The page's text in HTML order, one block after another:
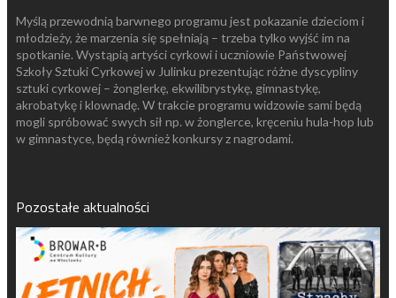
Myślą przewodnią barwnego programu jest pokazanie dzieciom i
młodzieży, że marzenia się spełniają – trzeba tylko wyjść im na
spotkanie. Wystąpią artyści cyrkowi i uczniowie Państwowej
Szkoły Sztuki Cyrkowej w Julinku prezentując różne dyscypliny
sztuki cyrkowej – żonglerkę, ekwilibrystykę, gimnastykę,
akrobatykę i klownadę. W trakcie programu widzowie sami będą
mogli spróbować swych sił np. w żonglerce, kręceniu hula-hop lub
w gimnastyce, będą również konkursy z nagrodami.
Pozostałe aktualności